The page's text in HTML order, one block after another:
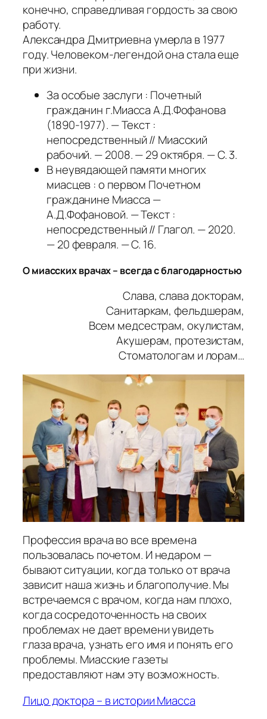
конечно, справедливая гордость за свою
работу.
Александра Дмитриевна умерла в 1977
году. Человеком-легендой она стала еще
при жизни.
За особые заслуги : Почетный
гражданин г.Миасса А.Д.Фофанова
(1890-1977). — Текст :
непосредственный // Миасский
рабочий. — 2008. — 29 октября. — С. 3.
В неувядающей памяти многих
миасцев : о первом Почетном
гражданине Миасса —
А.Д.Фофановой. — Текст :
непосредственный // Глагол. — 2020.
— 20 февраля. — С. 16.
О миасских врачах – всегда с благодарностью
Слава, слава докторам,
Санитаркам, фельдшерам,
Всем медсестрам, окулистам,
Акушерам, протезистам,
Стоматологам и лорам…
Профессия врача во все времена
пользовалась почетом. И недаром —
бывают ситуации, когда только от врача
зависит наша жизнь и благополучие. Мы
встречаемся с врачом, когда нам плохо,
когда сосредоточенность на своих
проблемах не дает времени увидеть
глаза врача, узнать его имя и понять его
проблемы. Миасские газеты
предоставляют нам эту возможность.
Лицо доктора – в истории Миасса